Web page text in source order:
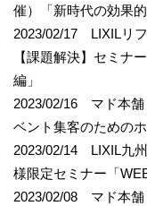
催）「新時代の効果的
2023/02/17 LIXILリ
【課題解決】セミナ
編」
2023/02/16 マド本
ベント集客のための
2023/02/14 LIXIL九
様限定セミナー「
2023/02/08 マド本